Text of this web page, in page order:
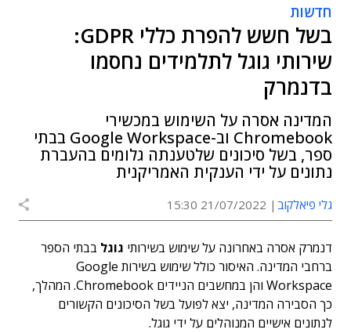
חדשות
בשל חשש להפרת כללי GDPR:
שירותי גוגל לתלמידים נחסמו
בדנמרק
המדינה אסרה על השימוש במכשירי
Chromebook וב-Google Workspace בבתי
ספר, בשל סיכונים שלטענתה גלומים בהעברת
נתונים על ידי הענקית האמריקנית
גלי פיאלקוב 21/07/2022 15:30
דנמרק אסרה באחרונה על שימוש בשירותי גוגל בבתי הספר
ברחבי המדינה. האיסור כולל שימוש בשירות Google
Workspace והן במחשבים הניידים Chromebook. המהלך,
כך הסבירה המדינה, יצא לפועל בשל הסיכונים הקשורים
לנתונים אישיים המנוהלים על ידי גוגל.